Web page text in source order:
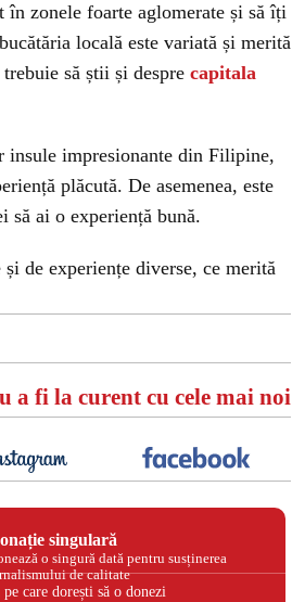
în zonele foarte aglomerate și să îți
locală este variată și merită
să știi și despre capitala
insule impresionante din Filipine,
plăcută. De asemenea, este
să ai o experiență bună.
de experiențe diverse, ce merită
fi la curent cu cele mai noi
singulară
o singură dată pentru susținerea
de calitate
pe care dorești să o donezi